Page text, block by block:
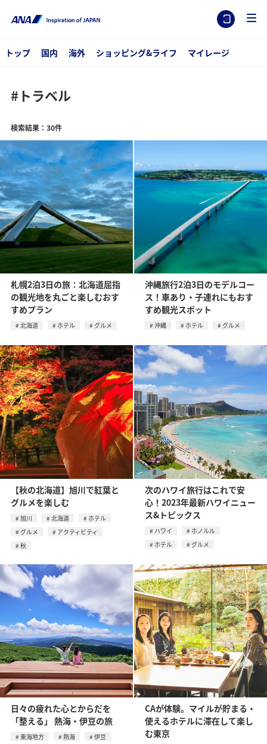
トップ 国内 海外 ショッピング&ライフ マイレージ
#トラベル
検索結果：30件
札幌2泊3日の旅：北海道屈指
の観光地を丸ごと楽しむおす
すめプラン
北海道 ホテル グルメ
沖縄旅行2泊3日のモデルコー
ス！車あり・子連れにもおす
すめ観光スポット
沖縄 ホテル グルメ
【秋の北海道】旭川で紅葉と
グルメを楽しむ
旭川 北海道
ホテル
グルメ
アクティビティ
秋
次のハワイ旅行はこれで安
心！2023年最新ハワイニュー
ス&トピックス
ハワイ
ホノルル
ホテル
グルメ
日々の疲れた心とからだを
「整える」 熱海・伊豆の旅
東海地方 熱海
伊豆
CAが体験。マイルが貯まる・
使えるホテルに滞在して楽し
む東京